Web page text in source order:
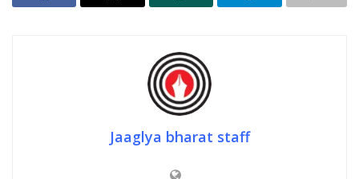
Jaaglya bharat staff